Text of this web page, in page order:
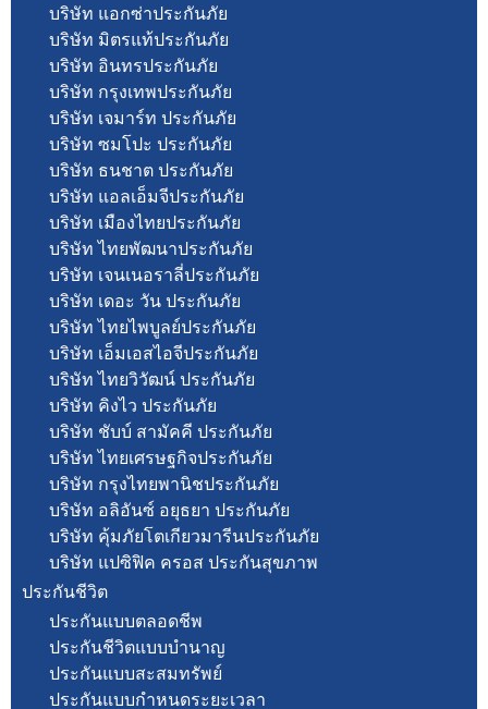
บริษัท แอกซ่าประกันภัย
บริษัท มิตรแท้ประกันภัย
บริษัท อินทรประกันภัย
บริษัท กรุงเทพประกันภัย
บริษัท เจมาร์ท ประกันภัย
บริษัท ซมโปะ ประกันภัย
บริษัท ธนชาต ประกันภัย
บริษัท แอลเอ็มจีประกันภัย
บริษัท เมืองไทยประกันภัย
บริษัท ไทยพัฒนาประกันภัย
บริษัท เจนเนอราลี่ประกันภัย
บริษัท เดอะ วัน ประกันภัย
บริษัท ไทยไพบูลย์ประกันภัย
บริษัท เอ็มเอสไอจีประกันภัย
บริษัท ไทยวิวัฒน์ ประกันภัย
บริษัท คิงไว ประกันภัย
บริษัท ชับบ์ สามัคคี ประกันภัย
บริษัท ไทยเศรษฐกิจประกันภัย
บริษัท กรุงไทยพานิชประกันภัย
บริษัท อลิอันซ์ อยุธยา ประกันภัย
บริษัท คุ้มภัยโตเกียวมารีนประกันภัย
บริษัท แปซิฟิค ครอส ประกันสุขภาพ
ประกันชีวิต
ประกันแบบตลอดชีพ
ประกันชีวิตแบบบำนาญ
ประกันแบบสะสมทรัพย์
ประกันแบบกำหนดระยะเวลา